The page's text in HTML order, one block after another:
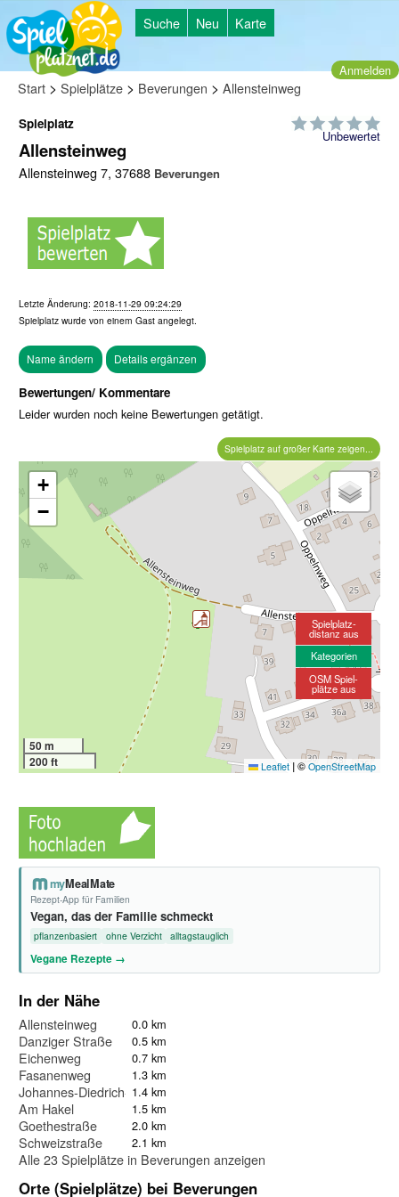
Suche Neu Karte
Anmelden
Start > Spielplätze > Beverungen > Allensteinweg
Unbewertet
Spielplatz
Allensteinweg
Allensteinweg 7, 37688 Beverungen
Letzte Änderung: 2018-11-29 09:24:29
Spielplatz wurde von einem Gast angelegt.
Bewertungen/ Kommentare
Leider wurden noch keine Bewertungen getätigt.
Spielplatz auf großer Karte zeigen...
+
−
50 m
200 ft
Leaflet |© OpenStreetMap
Spielplatz-
distanz aus
Kategorien
OSM Spiel-
plätze aus
myMealMate
Rezept-App für Familien
Vegan, das der Familie schmeckt
pflanzenbasiert ohne Verzicht alltagstauglich
Vegane Rezepte →
In der Nähe
Allensteinweg 0.0 km
Danziger Straße 0.5 km
Eichenweg 0.7 km
Fasanenweg 1.3 km
Johannes-Diedrich-Straße
1.4 km
Am Hakel 1.5 km
Goethestraße 2.0 km
Schweizstraße 2.1 km
Alle 23 Spielplätze in Beverungen anzeigen
Orte (Spielplätze) bei Beverungen